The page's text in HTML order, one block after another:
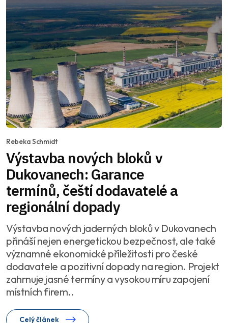
Rebeka Schmidt
Výstavba nových bloků v
Dukovanech: Garance
termínů, čeští dodavatelé a
regionální dopady
Výstavba nových jaderných bloků v Dukovanech
přináší nejen energetickou bezpečnost, ale také
významné ekonomické příležitosti pro české
dodavatele a pozitivní dopady na region. Projekt
zahrnuje jasné termíny a vysokou míru zapojení
místních firem..
Celý článek